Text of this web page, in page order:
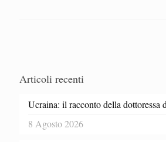
Articoli recenti
Ucraina: il racconto della dottoressa
8 Agosto 2026